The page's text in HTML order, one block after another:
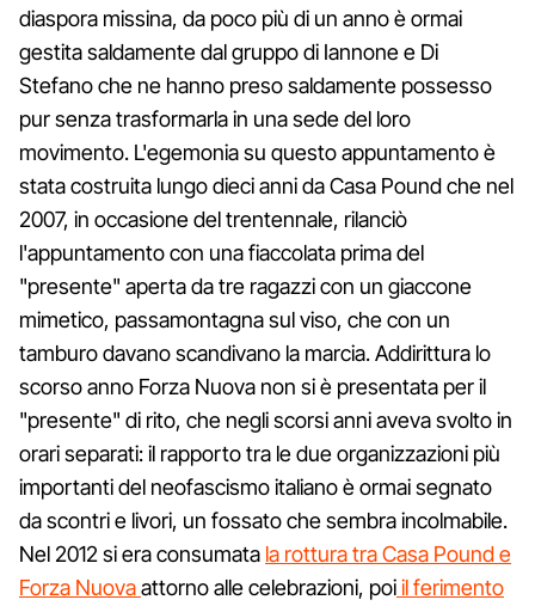
diaspora missina, da poco più di un anno è ormai
gestita saldamente dal gruppo di Iannone e Di
Stefano che ne hanno preso saldamente possesso
pur senza trasformarla in una sede del loro
movimento. L'egemonia su questo appuntamento è
stata costruita lungo dieci anni da Casa Pound che nel
2007, in occasione del trentennale, rilanciò
l'appuntamento con una fiaccolata prima del
"presente" aperta da tre ragazzi con un giaccone
mimetico, passamontagna sul viso, che con un
tamburo davano scandivano la marcia. Addirittura lo
scorso anno Forza Nuova non si è presentata per il
"presente" di rito, che negli scorsi anni aveva svolto in
orari separati: il rapporto tra le due organizzazioni più
importanti del neofascismo italiano è ormai segnato
da scontri e livori, un fossato che sembra incolmabile.
Nel 2012 si era consumata la rottura tra Casa Pound e
Forza Nuovaattorno alle celebrazioni, poiil ferimento